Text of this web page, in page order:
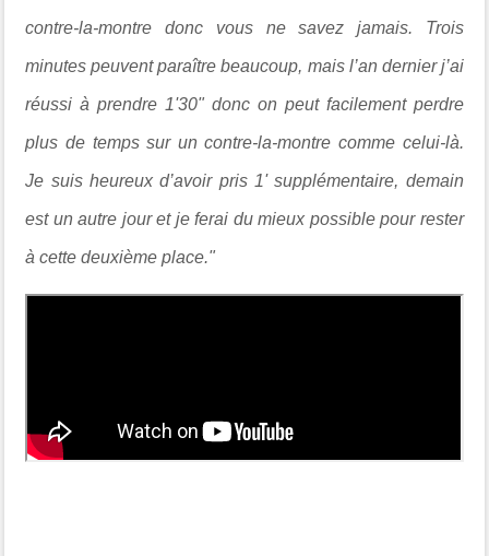
contre-la-montre donc vous ne savez jamais. Trois
minutes peuvent paraître beaucoup, mais l’an dernier j’ai
réussi à prendre 1'30" donc on peut facilement perdre
plus de temps sur un contre-la-montre comme celui-là.
Je suis heureux d’avoir pris 1' supplémentaire, demain
est un autre jour et je ferai du mieux possible pour rester
à cette deuxième place."